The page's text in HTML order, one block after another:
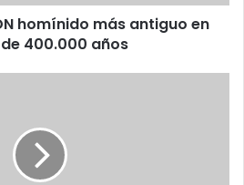
homínido más antiguo en
400.000 años